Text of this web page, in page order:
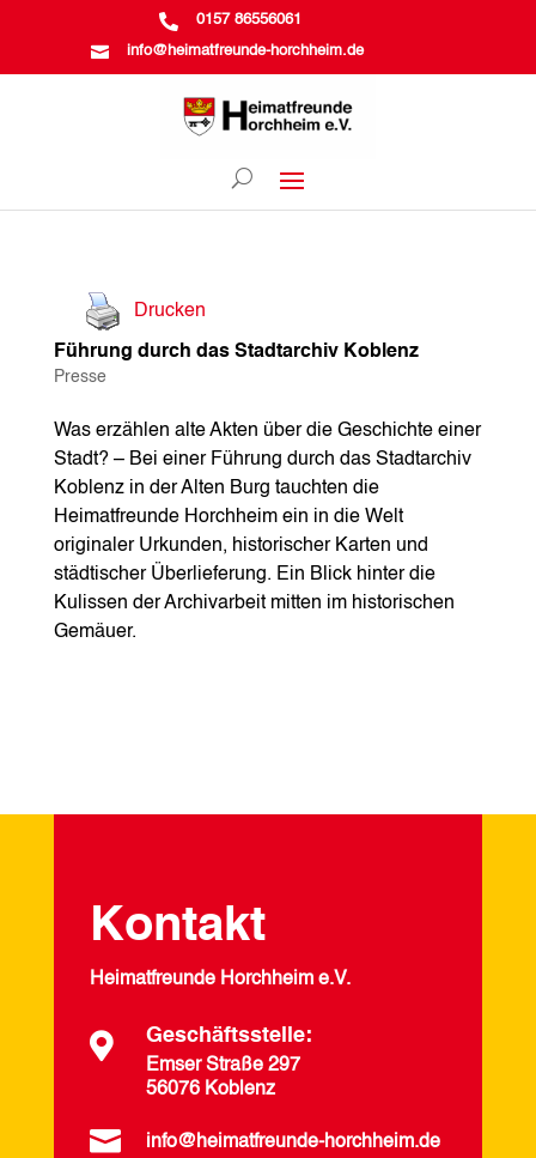
 0157 86556061
 info@heimatfreunde-horchheim.de
Drucken
Führung durch das Stadtarchiv Koblenz
Presse
Was erzählen alte Akten über die Geschichte einer
Stadt? – Bei einer Führung durch das Stadtarchiv
Koblenz in der Alten Burg tauchten die
Heimatfreunde Horchheim ein in die Welt
originaler Urkunden, historischer Karten und
städtischer Überlieferung. Ein Blick hinter die
Kulissen der Archivarbeit mitten im historischen
Gemäuer.
Kontakt
Heimatfreunde Horchheim e.V.
 Geschäftsstelle:
Emser Straße 297
56076 Koblenz
 info@heimatfreunde-horchheim.de